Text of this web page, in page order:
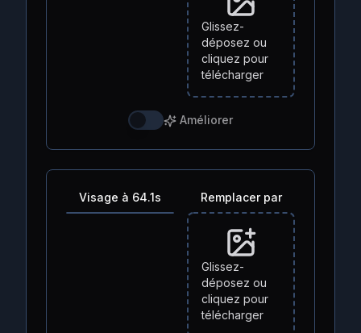
Glissez-
déposez ou
cliquez pour
télécharger
Améliorer
Visage à 64.1s Remplacer par
Glissez-
déposez ou
cliquez pour
télécharger